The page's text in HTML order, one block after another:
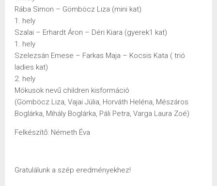
Rába Simon – Gömböcz Liza (mini kat)
1. hely
Szalai – Erhardt Áron – Déri Kiara (gyerek1 kat)
1. hely
Szelezsán Emese – Farkas Maja – Kocsis Kata ( trió
ladies kat)
2. hely
Mókusok nevű children kisformáció
(Gömböcz Liza, Vajai Júlia, Horváth Heléna, Mészáros
Boglárka, Mihály Boglárka, Páli Petra, Varga Laura Zoé)
Felkészítő: Németh Éva
Gratulálunk a szép eredményekhez!